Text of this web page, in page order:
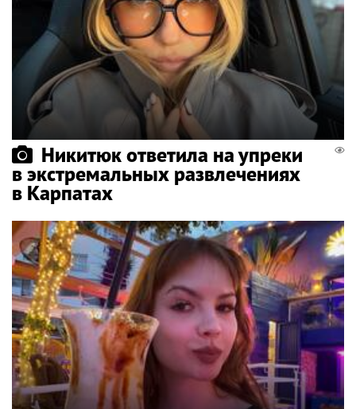
Никитюк ответила на упреки
в экстремальных развлечениях
в Карпатах